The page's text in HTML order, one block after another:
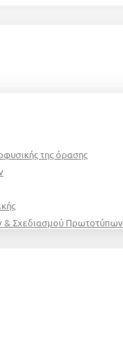
της όρασης
& Σχεδιασμού Πρωτοτύπων